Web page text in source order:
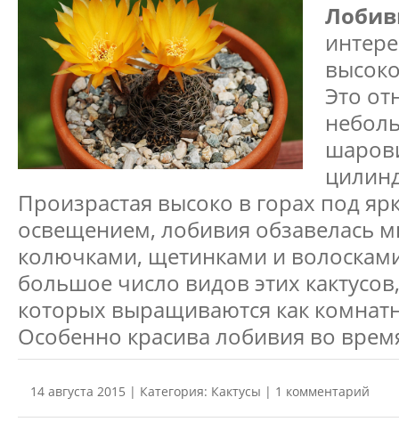
Это
Произрастая высоко в горах под
освещением, лобивия обзавелась
колючками, щетинками и
большое число видов этих
которых выращиваются как
Особенно красива лобивия во
14 августа 2015 | Категория: Кактусы | 1 комментарий